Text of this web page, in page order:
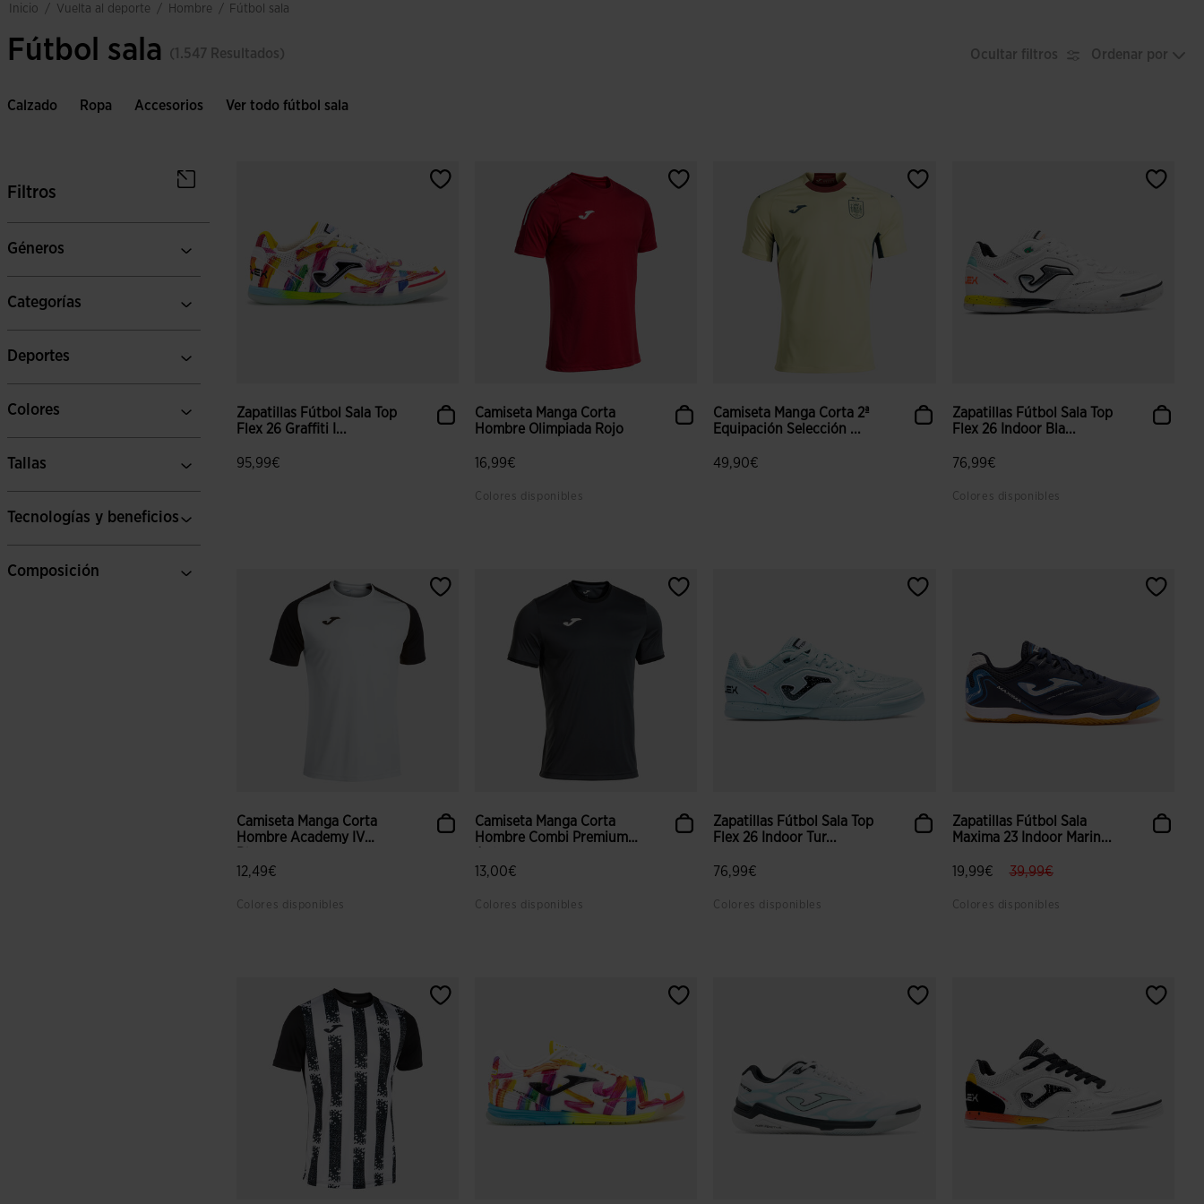
inicio / vuelta al deporte / hombre / fútbol sala
Fútbol sala (1.547 Resultados) Ocultar filtros Ordenar por
Calzado Ropa Accesorios Ver todo fútbol sala
Filtros
Géneros
Categorías
Deportes
Colores
Tallas
Tecnologías y beneficios
Composición
Zapatillas Fútbol Sala Top
Flex 26 Graffiti I...
95,99€
Camiseta Manga Corta
Hombre Olimpiada Rojo
16,99€
Colores disponibles
Camiseta Manga Corta 2ª
Equipación Selección ...
49,90€
Zapatillas Fútbol Sala Top
Flex 26 Indoor Bla...
76,99€
Colores disponibles
Camiseta Manga Corta
Hombre Academy IV
12,49€
Colores disponibles
Camiseta Manga Corta
Hombre Combi Premium
13,00€
Colores disponibles
Zapatillas Fútbol Sala Top
Flex 26 Indoor Tur...
76,99€
Colores disponibles
Zapatillas Fútbol Sala
Maxima 23 Indoor Marin...
19,99€ label.price.reduced.from
39,99€label.price.to
Colores disponibles